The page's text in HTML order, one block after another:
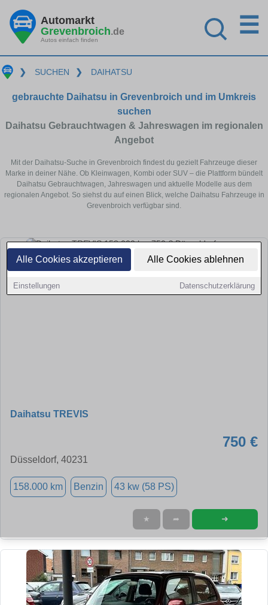
Alle Cookies akzeptieren Alle Cookies ablehnen
Einstellungen Datenschutzerklärung
Automarkt
Grevenbroich.de
Autos einfach finden
☰
❯ SUCHEN ❯ DAIHATSU
gebrauchte Daihatsu in Grevenbroich und im Umkreis
suchen
Daihatsu Gebrauchtwagen & Jahreswagen im regionalen
Angebot
Mit der Daihatsu-Suche in Grevenbroich findest du gezielt Fahrzeuge dieser
Marke in deiner Nähe. Ob Kleinwagen, Kombi oder SUV – die Plattform bündelt
Daihatsu Gebrauchtwagen, Jahreswagen und aktuelle Modelle aus dem
regionalen Angebot. So siehst du auf einen Blick, welche Daihatsu Fahrzeuge in
Grevenbroich verfügbar sind.
Daihatsu TREVIS
750 €
Düsseldorf, 40231
158.000 km Benzin 43 kw (58 PS)
★ ➦ ➜